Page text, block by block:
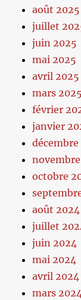
août 2025
juillet
juin 2025
mai 2025
avril 2025
mars 2025
février
janvier
octobre
août 2024
juillet
juin 2024
mai 2024
avril 2024
mars